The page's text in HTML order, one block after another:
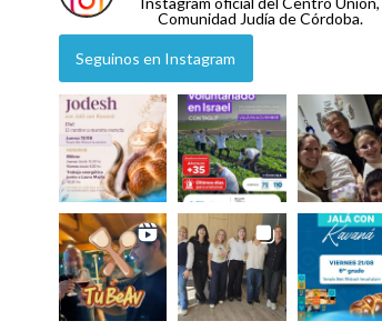
Comunidad Judía de Córdoba.
Seguinos en Instagram